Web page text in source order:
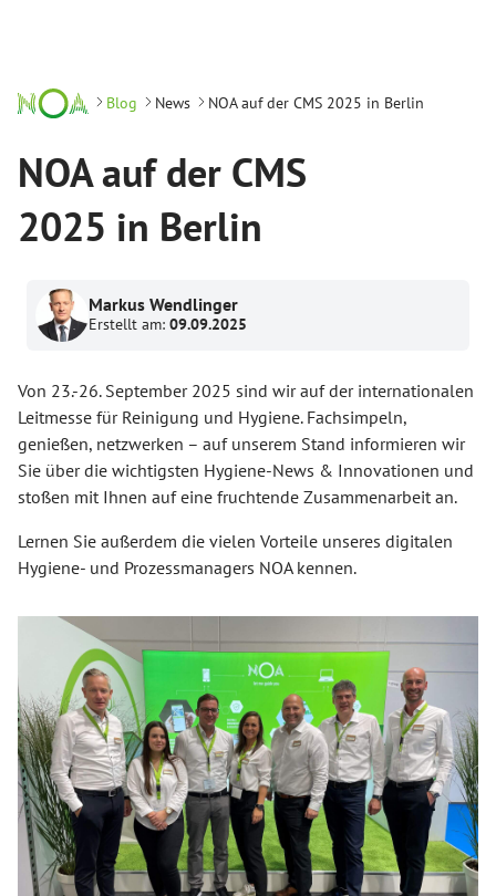
Blog News NOA auf der CMS 2025 in Berlin
NOA auf der CMS
2025 in Berlin
Markus Wendlinger
Erstellt am: 09.09.2025
Von 23.-26. September 2025 sind wir auf der internationalen
Leitmesse für Reinigung und Hygiene. Fachsimpeln,
genießen, netzwerken – auf unserem Stand informieren wir
Sie über die wichtigsten Hygiene-News & Innovationen und
stoßen mit Ihnen auf eine fruchtende Zusammenarbeit an.
Lernen Sie außerdem die vielen Vorteile unseres digitalen
Hygiene- und Prozessmanagers NOA kennen.